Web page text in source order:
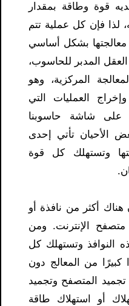
قوة وطاقة بمقدار
لذا فإن كل عملية تتم
معالجتها بشكل أساسي
المدبر للحاسوب،
المركزية، وهو
العمليات التي
على شاشة حاسوبنا
الأحيان تأتي إحدى
وتستهلك كل قوة
أكثر من نافذة أو
الإنترنت. ومن
النوافذ وتستهلك كل
من المعالج دون
المتصفح وتجميد
أو استهلاك طاقة